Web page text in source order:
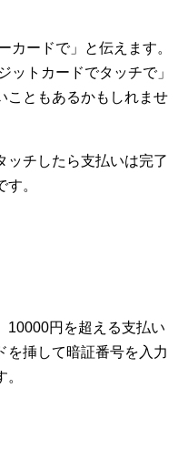
カードで」と伝えます。
ットカードでタッチで」
こともあるかもしれませ
ッチしたら支払いは完了
。
10000円を超える支払い
を挿して暗証番号を入力